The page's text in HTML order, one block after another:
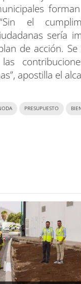
“Sin el
sería
de acción.
apostilla el
PRESUPUESTO